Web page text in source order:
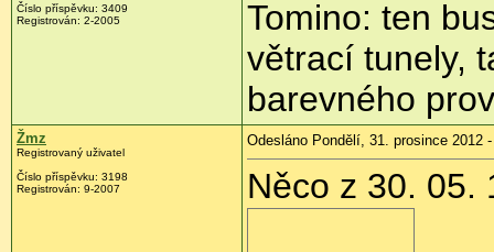
Číslo příspěvku: 3409
Registrován: 2-2005
Tomino: ten
větrací tunely,
barevného
Žmz
Registrovaný uživatel
Číslo příspěvku: 3198
Registrován: 9-2007
Odesláno Pondělí, 31. prosince 2012
Něco z 30. 05.